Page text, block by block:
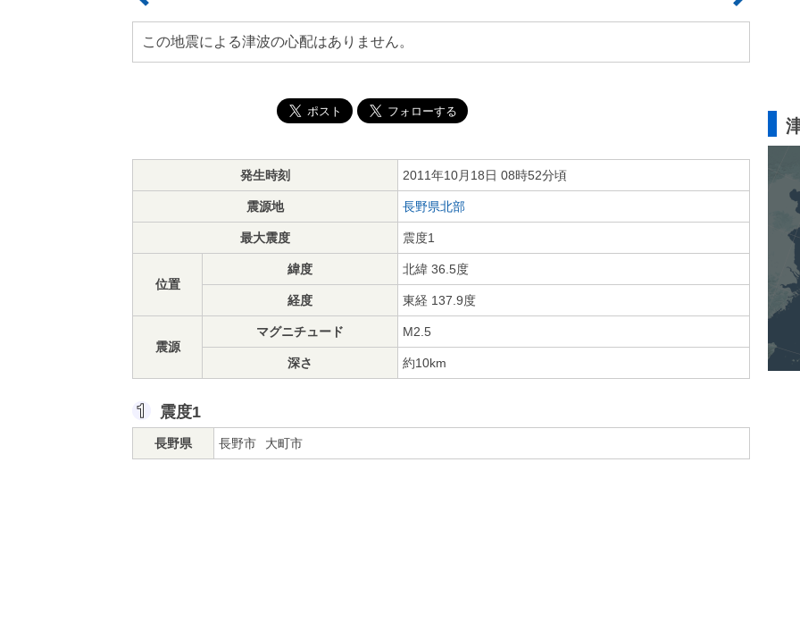
この地震による津波の心配はありません。
発生時刻 2011年10月18日 08時52分頃
震源地 長野県北部
最大震度 震度1
位置
緯度 北緯 36.5度
経度 東経 137.9度
震源
マグニチュード M2.5
深さ 約10km
震度1
長野県 長野市 大町市